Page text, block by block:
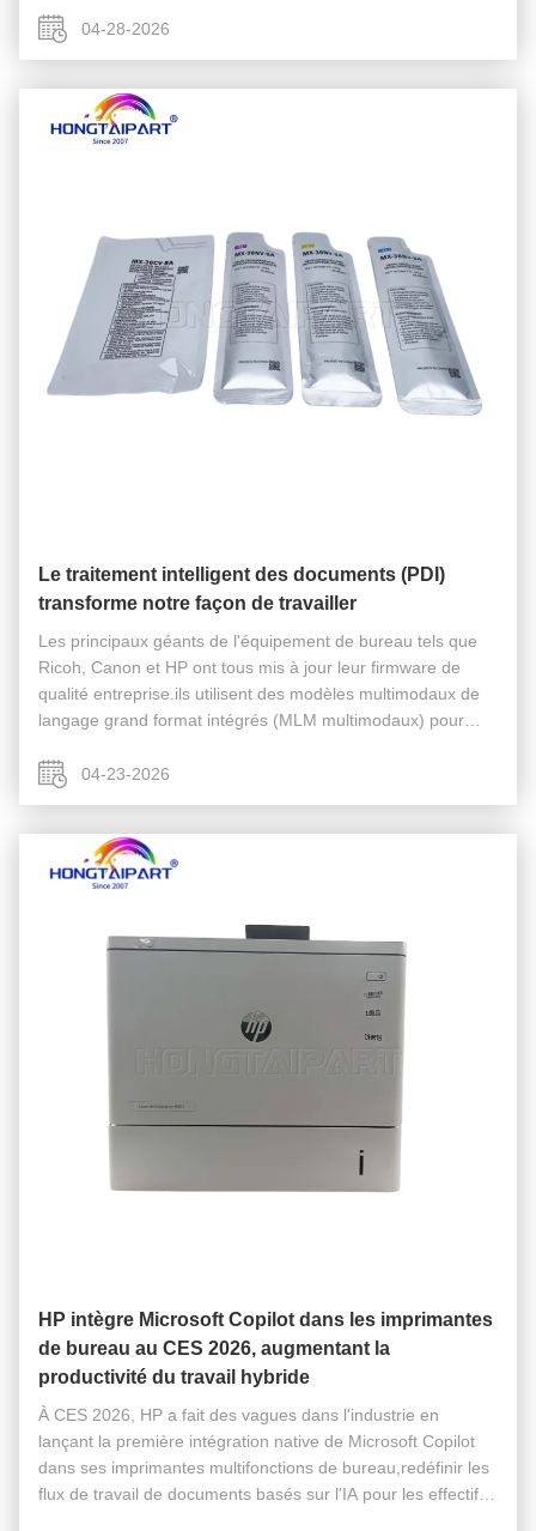
séries LaserJet ...
04-28-2026
Le traitement intelligent des documents (PDI)
transforme notre façon de travailler
Les principaux géants de l'équipement de bureau tels que
Ricoh, Canon et HP ont tous mis à jour leur firmware de
qualité entreprise.ils utilisent des modèles multimodaux de
langage grand format intégrés (MLM multimodaux) pour
percée majeure dans la ...
04-23-2026
HP intègre Microsoft Copilot dans les imprimantes
de bureau au CES 2026, augmentant la
productivité du travail hybride
À CES 2026, HP a fait des vagues dans l'industrie en
lançant la première intégration native de Microsoft Copilot
dans ses imprimantes multifonctions de bureau,redéfinir les
flux de travail de documents basés sur l'IA pour les effectifs